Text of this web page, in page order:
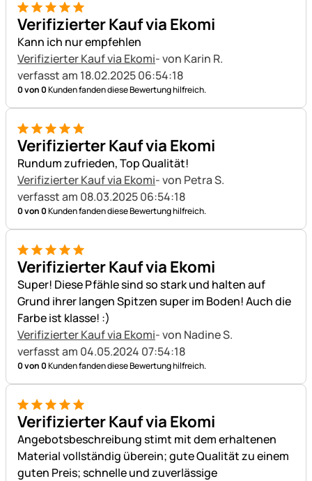
5 von 5
Verifizierter Kauf via Ekomi
Kann ich nur empfehlen
Verifizierter Kauf via Ekomi- von Karin R.
verfasst am 18.02.2025 06:54:18
0 von 0Kunden fanden diese Bewertung hilfreich.
5 von 5
Verifizierter Kauf via Ekomi
Rundum zufrieden, Top Qualität!
Verifizierter Kauf via Ekomi- von Petra S.
verfasst am 08.03.2025 06:54:18
0 von 0Kunden fanden diese Bewertung hilfreich.
5 von 5
Verifizierter Kauf via Ekomi
Super! Diese Pfähle sind so stark und halten auf
Grund ihrer langen Spitzen super im Boden! Auch die
Farbe ist klasse! :)
Verifizierter Kauf via Ekomi- von Nadine S.
verfasst am 04.05.2024 07:54:18
0 von 0Kunden fanden diese Bewertung hilfreich.
5 von 5
Verifizierter Kauf via Ekomi
Angebotsbeschreibung stimt mit dem erhaltenen
Material vollständig überein; gute Qualität zu einem
guten Preis; schnelle und zuverlässige